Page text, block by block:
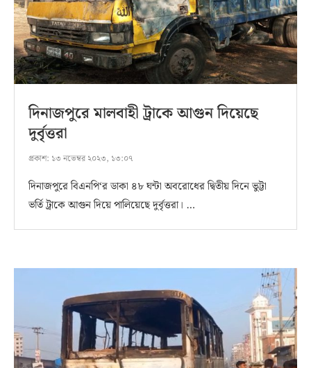
দিনাজপুরে মালবাহী ট্রাকে আগুন দিয়েছে
দুর্বৃত্তরা
প্রকাশ: ১৩ নভেম্বর ২০২৩, ১৩:০৭
দিনাজপুরে বিএনপি‘র ডাকা ৪৮ ঘন্টা অবরোধের দ্বিতীয় দিনে ভুট্টা
ভর্তি ট্রাকে আগুন দিয়ে পালিয়েছে দুর্বৃত্তরা। …